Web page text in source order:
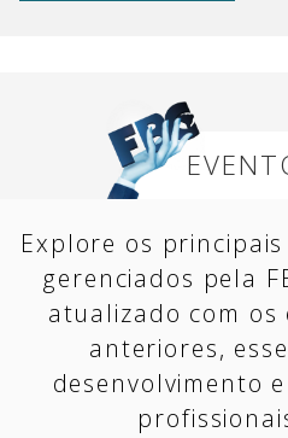
Explore os
gerenciados pela
atualizado com os
anteriores,
desenvolvimento